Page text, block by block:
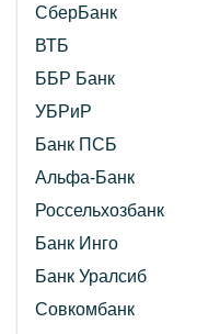
СберБанк
ВТБ
ББР Банк
УБРиР
Банк ПСБ
Альфа-Банк
Россельхозбанк
Банк Инго
Банк Уралсиб
Совкомбанк